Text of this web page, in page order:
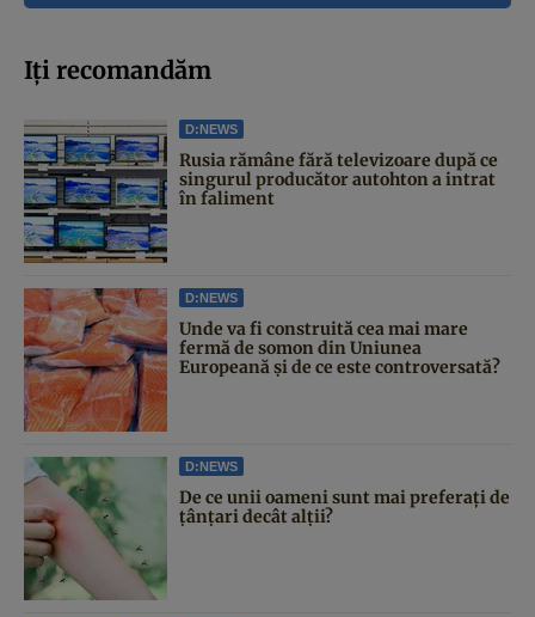
Iți recomandăm
D:NEWS
Rusia rămâne fără televizoare după ce
singurul producător autohton a intrat
în faliment
D:NEWS
Unde va fi construită cea mai mare
fermă de somon din Uniunea
Europeană și de ce este controversată?
D:NEWS
De ce unii oameni sunt mai preferați de
țânțari decât alții?